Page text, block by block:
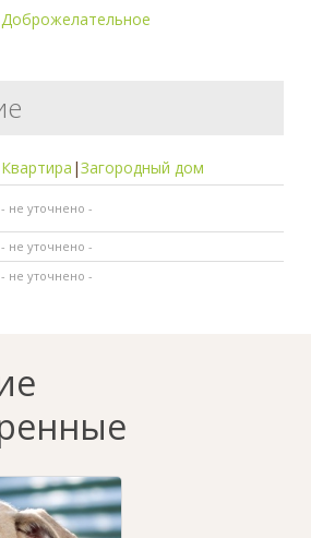
Доброжелательное
Квартира |Загородный дом
- не уточнено -
- не уточнено -
- не уточнено -